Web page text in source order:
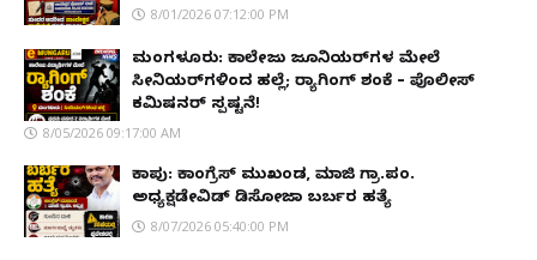
8/01/2026 07:12:00 PM
ಮಂಗಳೂರು: ಕಾಲೇಜು ಜೂನಿಯರ್‌ಗಳ ಮೇಲೆ
ಸೀನಿಯರ್‌ಗಳಿಂದ ಹಲ್ಲೆ; ರ‌್ಯಾಗಿಂಗ್ ಶಂಕೆ – ಪೊಲೀಸ್
ಕಮಿಷನರ್ ಸ್ಪಷ್ಟನೆ!
8/05/2026 09:17:00 AM
ಕಾಪು: ಕಾಂಗ್ರೆಸ್ ಮುಖಂಡ, ಮಾಜಿ ಗ್ರಾ.ಪಂ.
ಅಧ್ಯಕ್ಷಡೇವಿಡ್ ಡಿಸೋಜಾ ಬರ್ಬರ ಹತ್ಯೆ
8/07/2026 05:40:00 PM